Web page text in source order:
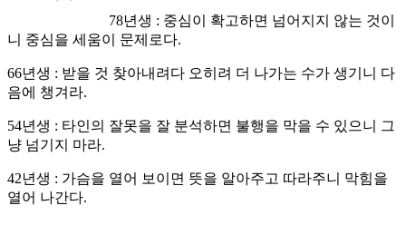
78년생 : 중심이 확고하면 넘어지지 않는 것이
니 중심을 세움이 문제로다.
66년생 : 받을 것 찾아내려다 오히려 더 나가는 수가 생기니 다
음에 챙겨라.
54년생 : 타인의 잘못을 잘 분석하면 불행을 막을 수 있으니 그
냥 넘기지 마라.
42년생 : 가슴을 열어 보이면 뜻을 알아주고 따라주니 막힘을
열어 나간다.